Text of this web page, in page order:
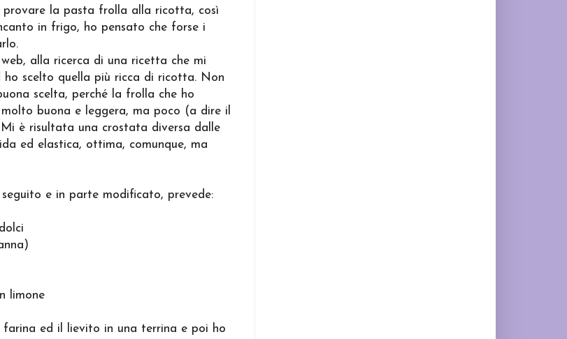
provare la pasta frolla alla ricotta, così
in frigo, ho pensato che forse i
alla ricerca di una ricetta che mi
ho scelto quella più ricca di ricotta. Non
scelta, perché la frolla che ho
buona e leggera, ma poco (a dire il
è risultata una crostata diversa dalle
ed elastica, ottima, comunque, ma
e in parte modificato, prevede:
limone
farina ed il lievito in una terrina e poi ho